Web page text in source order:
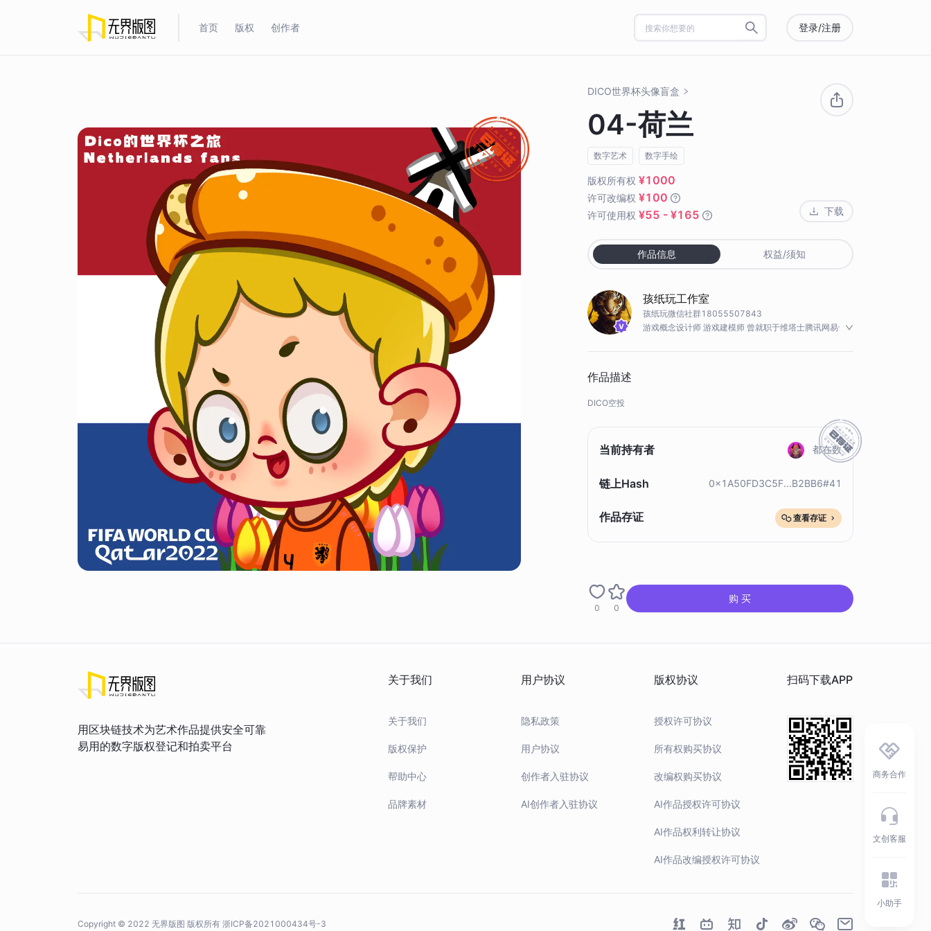
首页 版权 创作者 登录/注册
DICO世界杯头像盲盒
04-荷兰
数字艺术 数字手绘
版权所有权 ¥1000
许可改编权 ¥100
许可使用权 ¥55 - ¥165 下载
作品信息 权益/须知
孩纸玩工作室
孩纸玩微信社群18055507843
游戏概念设计师 游戏建模师 曾就职于维塔士腾讯网易十
作品描述
DICO空投
当前持有者 都在数
链上Hash 0x1A50FD3C5F...B2BB6#41
作品存证 查看存证
0 0
购 买
用区块链技术为艺术作品提供安全可靠
易用的数字版权登记和拍卖平台
关于我们
关于我们
版权保护
帮助中心
品牌素材
用户协议
隐私政策
用户协议
创作者入驻协议
AI创作者入驻协议
版权协议
授权许可协议
所有权购买协议
改编权购买协议
AI作品授权许可协议
AI作品权利转让协议
AI作品改编授权许可协议
扫码下载APP
Copyright © 2022 无界版图 版权所有 浙ICP备2021000434号-3
商务合作
文创客服
小助手